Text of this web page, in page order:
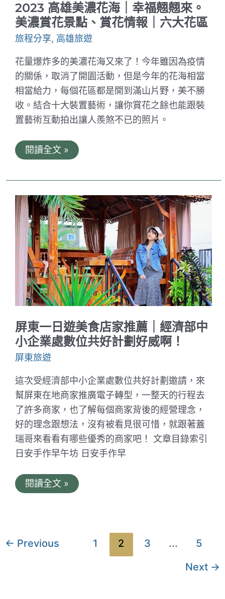
餐
廳、
住
宿
大
公
開！
2023 高雄美濃花海｜幸福翹翹來。
美濃賞花景點、賞花情報｜六大花區
旅程分享, 高雄旅遊
花量爆炸多的美濃花海又來了！今年雖因為疫情
的關係，取消了開園活動，但是今年的花海相當
相當給力，每個花區都是開到滿山片野，美不勝
收。結合十大裝置藝術，讓你賞花之餘也能跟裝
置藝術互動拍出讓人羨煞不已的照片。
2023
高
花
海
｜
幸
福
翹
翹
來。
美
濃
賞
花
景
賞
花
情
報
｜
大
花
區
閱讀全文 »
屏東一日遊美食店家推薦｜經濟部中
小企業處數位共好計劃好威啊！
屏東旅遊
這次受經濟部中小企業處數位共好計劃邀請，來
幫屏東在地商家推廣電子轉型，一整天的行程去
了許多商家，也了解每個商家背後的經營理念，
好的理念跟想法，沒有被看見很可惜，就跟著蓋
瑞哥來看看有哪些優秀的商家吧！ 文章目錄索引
日安手作早午坊 日安手作早
屏
東
店
閱讀全文 »
文
← Previous 1 2 3 ...
5
Next →